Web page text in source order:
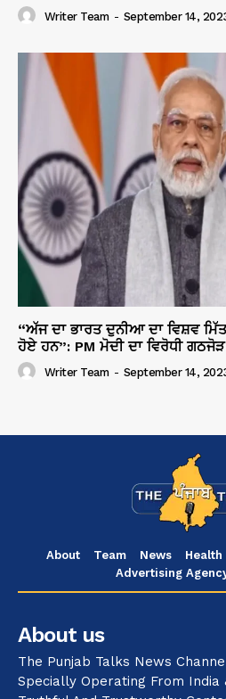
Writer Team - September 14,
“ਅੱਜ ਦਾ ਭਾਰਤ ਦੁਨੀਆ ਦਾ ਵਿਸ਼ਵ
ਹੋਏ ਹਨ”: PM ਮੋਦੀ ਦਾ ਵਿਰੋਧੀ
Writer Team - September 14,
About Team News Health
Advertising
About us
The Punjab Talks News
Specially Operating From India